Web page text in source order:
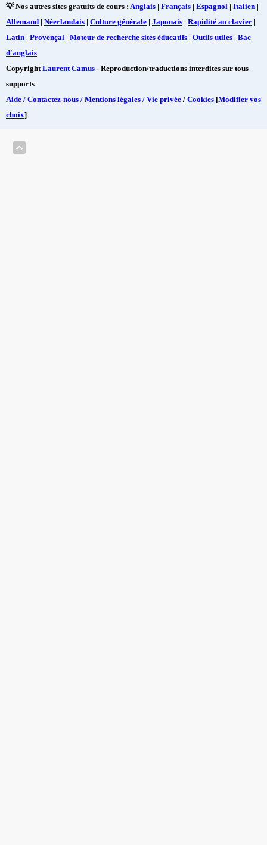
💡 Nos autres sites gratuits de cours : Anglais | Français | Espagnol | Italien |
Allemand | Néerlandais | Culture générale | Japonais | Rapidité au clavier |
Latin | Provençal | Moteur de recherche sites éducatifs | Outils utiles | Bac
d'anglais
Copyright Laurent Camus - Reproduction/traductions interdites sur tous
supports
Aide / Contactez-nous / Mentions légales / Vie privée / Cookies [Modifier vos
choix]